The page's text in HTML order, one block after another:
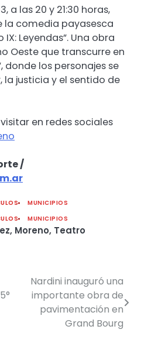
a las 20 y 21:30 horas,
la comedia payasesca
Leyendas”. Una obra
Oeste que transcurre en
donde los personajes se
justicia y el sentido de
en redes sociales
/
MUNICIPIOS
MUNICIPIOS
, Moreno, Teatro
Nardini inauguró una
importante obra de
pavimentación en
Grand Bourg